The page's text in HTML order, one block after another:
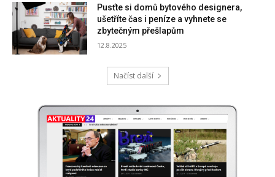
Pusťte si domů bytového designera,
ušetříte čas i peníze a vyhnete se
zbytečným přešlapům
12.8.2025
Načíst další